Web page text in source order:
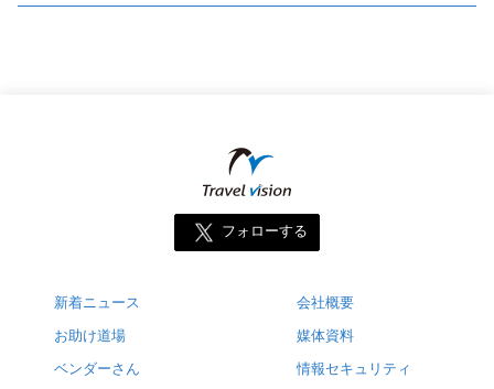
フォローする
新着ニュース
お助け道場
ベンダーさん
会社概要
媒体資料
情報セキュリティ